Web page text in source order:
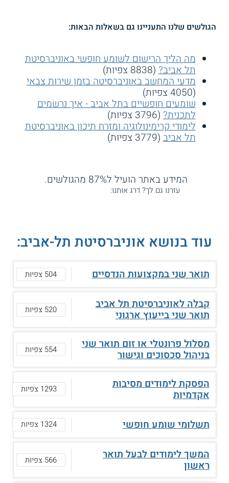
הגולשים שלנו התעניינו גם בשאלות הבאות:
מה הליך הרישום לשומע חופשי באוניברסיטת
תל אביב?(8838 צפיות)
מדעי המחשב באוניברסיטה בזמן שירות צבאי
(4050 צפיות)
שומעים חופשיים בתל אביב - איך נרשמים
לתכנית?(3796 צפיות)
לימודי קרימינולוגיה ומזרח תיכון באוניברסיטת
תל אביב(3779 צפיות)
המידע באתר הועיל ל87% מהגולשים.
עזרנו גם לך? דרג אותנו:
עוד בנושא אוניברסיטת תל-אביב:
תואר שני במקצועות הנדסיים 504 צפיות
קבלה לאוניברסיטת תל אביב
תואר שני בייעוץ ארגוני 520 צפיות
מסלול פרונטלי או זום תואר שני
בניהול סכסוכים וגישור 554 צפיות
הפסקת לימודים מסיבות
אקדמיות 1293 צפיות
תשלומי שומע חופשי 1324 צפיות
המשך לימודים לבעל תואר
ראשון 566 צפיות